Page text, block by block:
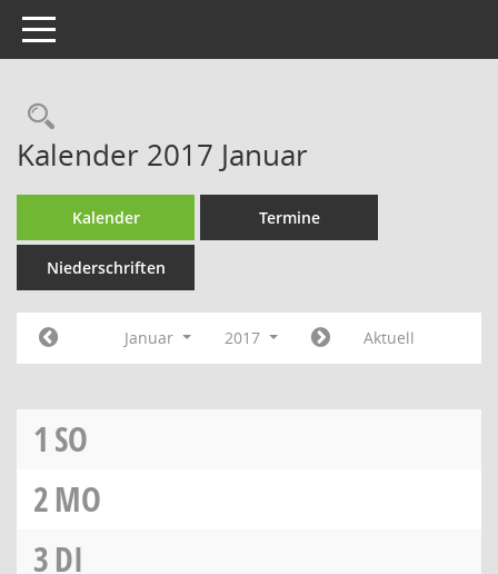
Toggle navigation
Rechercheauswahl
Kalender 2017 Januar
Kalender Termine
Niederschriften
Januar 2017 Aktuell
1 SO
2MO
3DI